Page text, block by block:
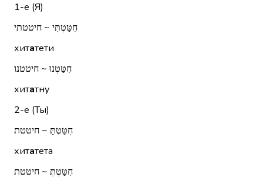
1-е (Я)
חִטַּטְתִּי ~ חיטטתי
хитатети
חִטַּטְנוּ ~ חיטטנו
хитатну
2-е (Ты)
חִטַּטְתָּ ~ חיטטת
хитатета
חִטַּטְתְּ ~ חיטטת